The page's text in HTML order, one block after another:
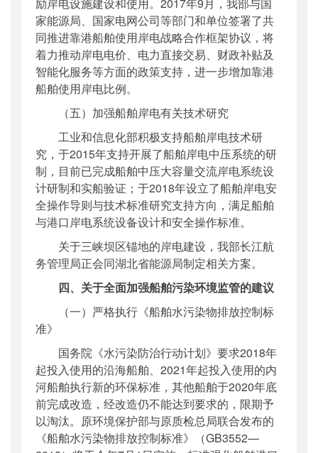
励岸电设施建设和使用。2017年9月，我部与国
家能源局、国家电网公司等部门和单位签署了共
同推进靠港船舶使用岸电战略合作框架协议，将
着力推动岸电电价、电力直接交易、财政补贴及
智能化服务等方面的政策支持，进一步增加靠港
船舶使用岸电比例。
（五）加强船舶岸电有关技术研究
工业和信息化部积极支持船舶岸电技术研
究，于2015年支持开展了船舶岸电中压系统的研
制，目前已完成船舶中压大容量交流岸电系统设
计研制和实船验证；于2018年设立了船舶岸电安
全操作导则与技术标准研究支持方向，满足船舶
与港口岸电系统设备设计和安全操作标准。
关于三峡坝区锚地的岸电建设，我部长江航
务管理局正会同湖北省能源局制定相关方案。
四、关于全面加强船舶污染环境监管的建议
（一）严格执行《船舶水污染物排放控制标
准》
国务院《水污染防治行动计划》要求2018年
起投入使用的沿海船舶、2021年起投入使用的内
河船舶执行新的环保标准，其他船舶于2020年底
前完成改造，经改造仍不能达到要求的，限期予
以淘汰。原环境保护部与原质检总局联合发布的
《船舶水污染物排放控制标准》（GB3552—